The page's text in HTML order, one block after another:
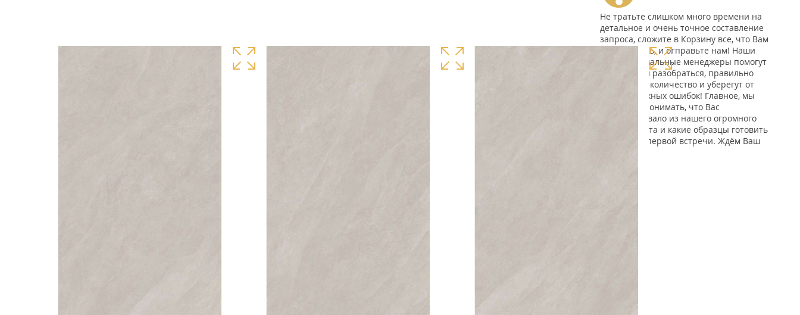
Не тратьте слишком много времени на
детальное и очень точное составление
запроса, сложите в Корзину все, что Вам
понравилось, и отправьте нам! Наши
профессиональные менеджеры помогут
Вам во всем разобраться, правильно
подсчитать количество и уберегут от
всех возможных ошибок! Главное, мы
уже будем понимать, что Вас
заинтересовало из нашего огромного
ассортимента и какие образцы готовить
для нашей первой встречи. Ждём Ваш